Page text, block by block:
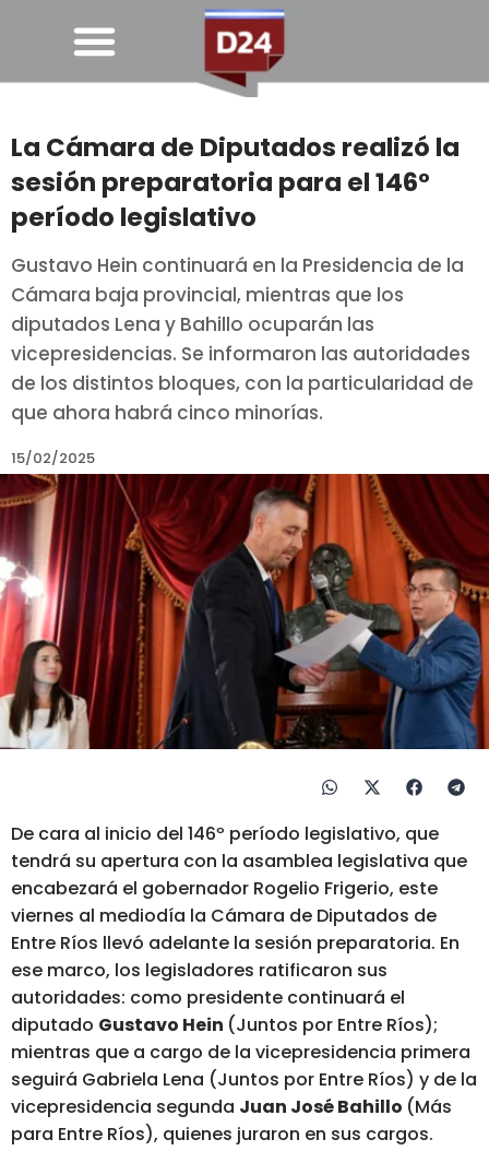
La Cámara de Diputados realizó la
sesión preparatoria para el 146°
período legislativo
Gustavo Hein continuará en la Presidencia de la
Cámara baja provincial, mientras que los
diputados Lena y Bahillo ocuparán las
vicepresidencias. Se informaron las autoridades
de los distintos bloques, con la particularidad de
que ahora habrá cinco minorías.
15/02/2025
De cara al inicio del 146º período legislativo, que
tendrá su apertura con la asamblea legislativa que
encabezará el gobernador Rogelio Frigerio, este
viernes al mediodía la Cámara de Diputados de
Entre Ríos llevó adelante la sesión preparatoria. En
ese marco, los legisladores ratificaron sus
autoridades: como presidente continuará el
diputado Gustavo Hein (Juntos por Entre Ríos);
mientras que a cargo de la vicepresidencia primera
seguirá Gabriela Lena (Juntos por Entre Ríos) y de la
vicepresidencia segunda Juan José Bahillo (Más
para Entre Ríos), quienes juraron en sus cargos.